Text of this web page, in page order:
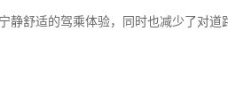
静舒适的驾乘体验，同时也减少了对道